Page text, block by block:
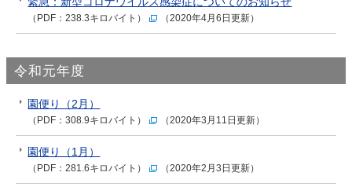
（PDF：238.3キロバイト） （2020年4月6日更新）
令和元年度
園便り（2月）
（PDF：308.9キロバイト） （2020年3月11日更新）
園便り（1月）
（PDF：281.6キロバイト） （2020年2月3日更新）